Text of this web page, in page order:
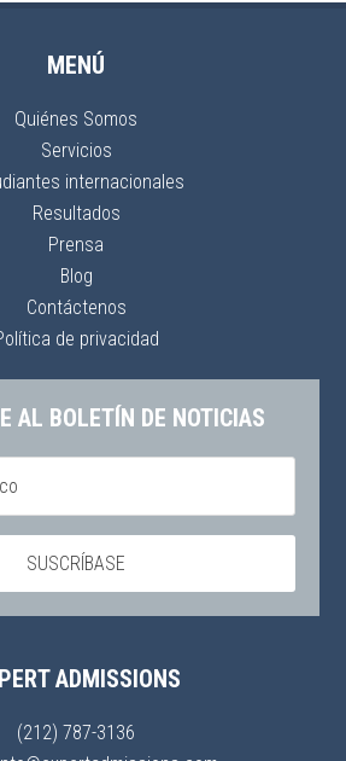
MENÚ
Quiénes Somos
Servicios
internacionales
Resultados
Prensa
Blog
Contáctenos
de privacidad
AL BOLETÍN DE NOTICIAS
ADMISSIONS
(212) 787-3136